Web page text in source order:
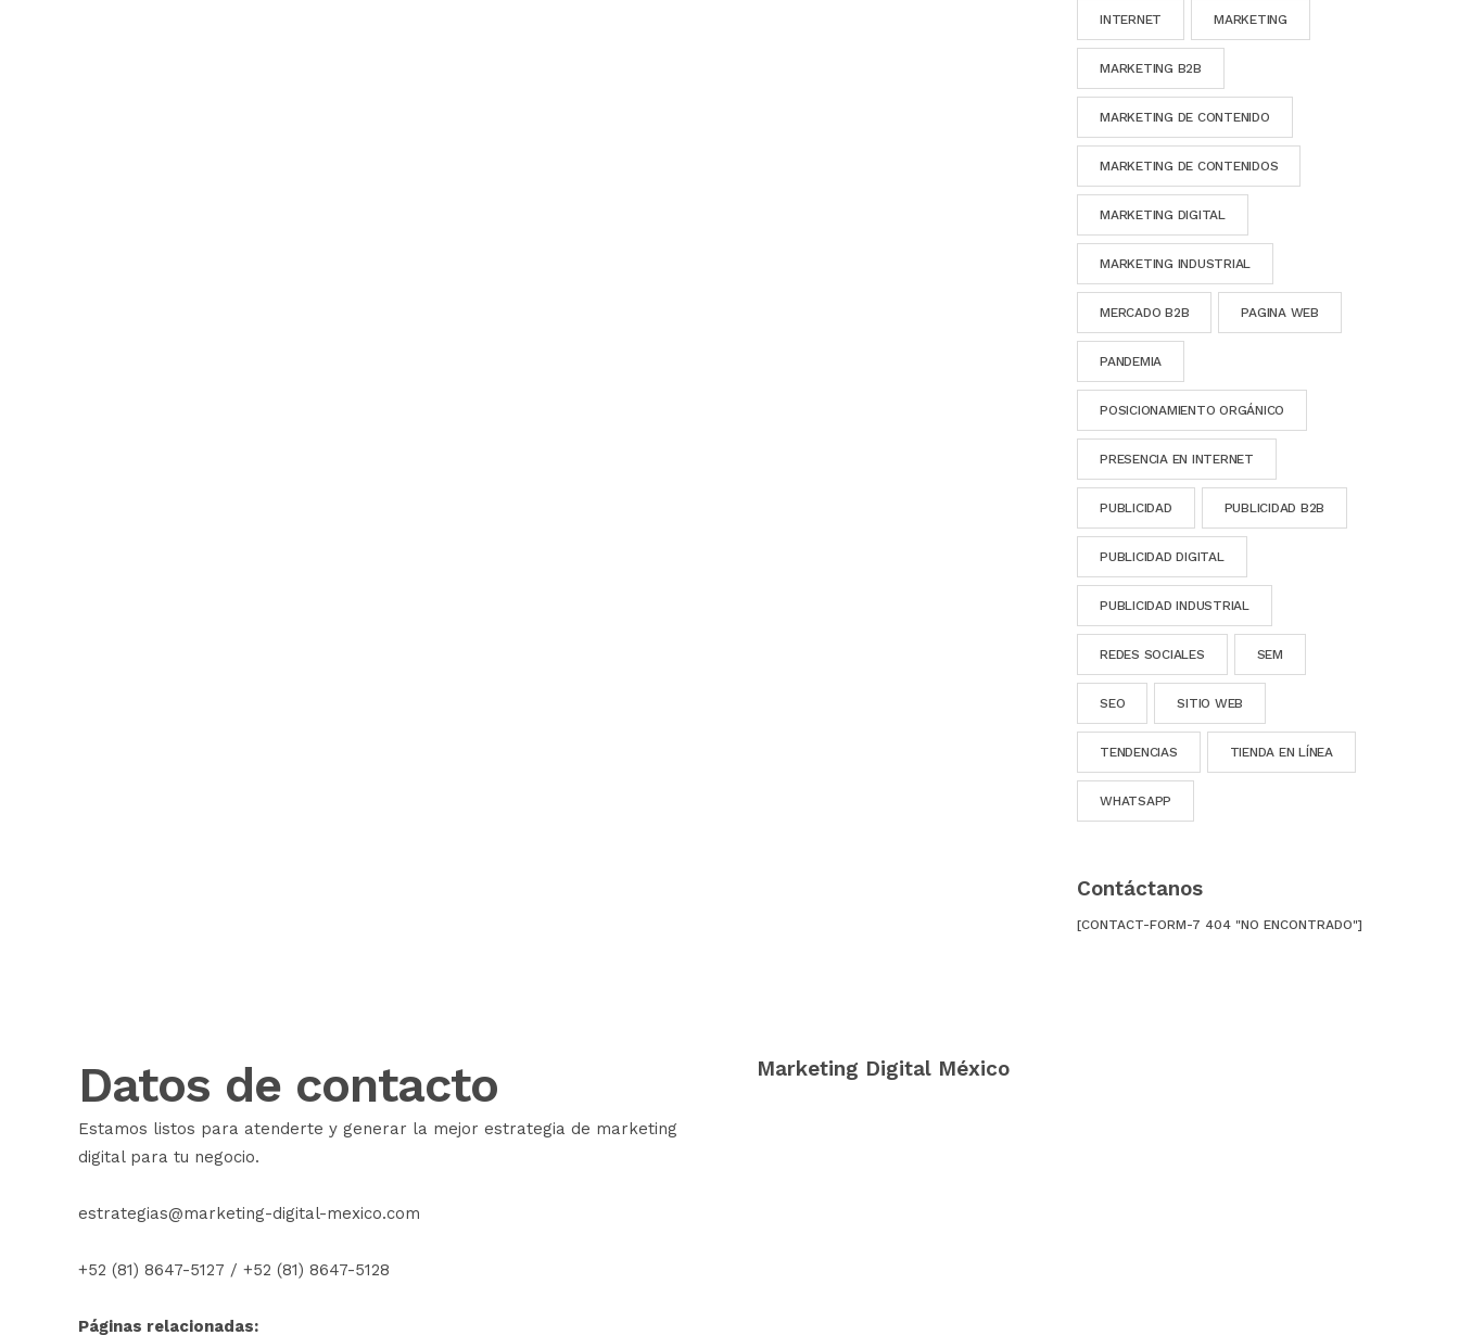
INTERNET MARKETING
MARKETING B2B
MARKETING DE CONTENIDO
MARKETING DE CONTENIDOS
MARKETING DIGITAL
MARKETING INDUSTRIAL
MERCADO B2B PAGINA WEB
PANDEMIA
POSICIONAMIENTO ORGÁNICO
PRESENCIA EN INTERNET
PUBLICIDAD PUBLICIDAD B2B
PUBLICIDAD DIGITAL
PUBLICIDAD INDUSTRIAL
REDES SOCIALES SEM
SEO SITIO WEB
TENDENCIAS TIENDA EN LÍNEA
WHATSAPP
Contáctanos
[CONTACT-FORM-7 404 "NO ENCONTRADO"]
Datos de contacto
Estamos listos para atenderte y generar la mejor estrategia de marketing
digital para tu negocio.
estrategias@marketing-digital-mexico.com
+52 (81) 8647-5127 / +52 (81) 8647-5128
Páginas relacionadas:
Marketing Digital México